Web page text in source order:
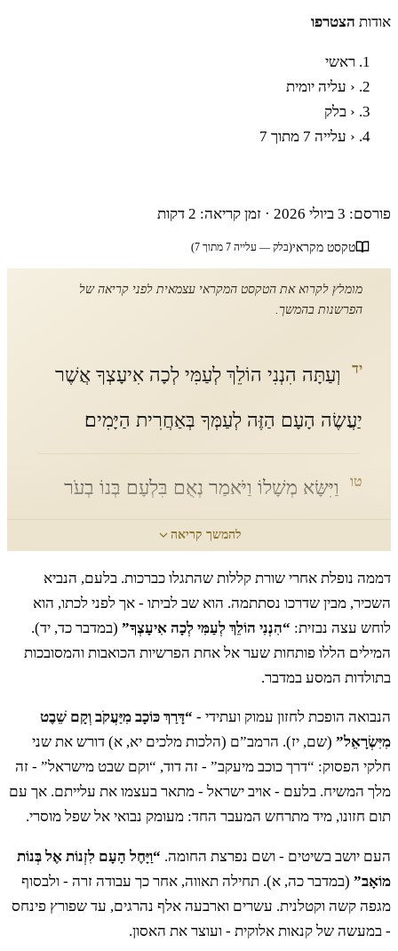
אודות הצטרפו
ראשי
‹ עליה יומית
‹ בלק
‹ עלייה 7 מתוך 7
פורסם: 3 ביולי 2026 · זמן קריאה: 2 דקות
טקסט מקראי(בלק — עלייה 7 מתוך 7)
מומלץ לקרוא את הטקסט המקראי עצמאית לפני קריאה של
הפרשנות בהמשך.
יד וְעַתָּה הִנְנִי הוֹלֵךְ לְעַמִּי לְכָה אִיעָצְךָ אֲשֶׁר
יַעֲשֶׂה הָעָם הַזֶּה לְעַמְּךָ בְּאַחֲרִית הַיָּמִים׃
טו וַיִּשָּׂא מְשָׁלוֹ וַיֹּאמַר נְאֻם בִּלְעָם בְּנוֹ בְעֹר
וּנְאֻם הַגֶּבֶר שְׁתֻם הָעָיִן׃
נְאֻם שֹׁמֵעַ אִמְרֵי אֵל וְיֹדֵעַ דַּעַת עֶלְיוֹן מַחֲזֵה
שַׁדַּי יֶחֱזֶה נֹפֵל וּגְלוּי עֵינָיִם׃
אֶרְאֶנּוּ וְלֹא עַתָּה אֲשׁוּרֶנּוּ וְלֹא קָרוֹב דָּרַךְ
כּוֹכָב מִיַּעֲקֹב וְקָם שֵׁבֶט מִיִּשְׂרָאֵל וּמָחַץ פַּאֲתֵי
מוֹאָב וְקַרְקַר כָּל בְּנֵי שֵׁת׃
יח וְהָיָה אֱדוֹם יְרֵשָׁה וְהָיָה יְרֵשָׁה שֵׂעִיר אֹיְבָיו
וְיִשְׂרָאֵל עֹשֶׂה חָיִל׃
להמשך קריאה
דממה נופלת אחרי שורת קללות שהתגלו כברכות. בלעם, הנביא
השכיר, מבין שדרכו נסתתמה. הוא שב לביתו - אך לפני לכתו, הוא
לוחש עצה נבזית: “הִנְנִי הוֹלֵךְ לְעַמִּי לְכָה אִיעָצְךָ” (במדבר כד, יד).
המילים הללו פותחות שער אל אחת הפרשיות הכואבות והמסובכות
בתולדות המסע במדבר.
הנבואה הופכת לחזון עמוק ועתידי - “דָּרַךְ כּוֹכָב מִיַּעֲקֹב וְקָם שֵׁבֶט
מִיִּשְׂרָאֵל” (שם, יז). הרמב”ם (הלכות מלכים יא, א) דורש את שני
חלקי הפסוק: “דרך כוכב מיעקב” - זה דוד, “וקם שבט מישראל” - זה
מלך המשיח. בלעם - אויב ישראל - מתאר בעצמו את עלייתם. אך עם
תום חזונו, מיד מתרחש המעבר החד: מעומק נבואי אל שפל מוסרי.
העם יושב בשיטים - ושם נפרצת החומה. “וַיָּחֶל הָעָם לִזְנוֹת אֶל בְּנוֹת
מוֹאָב” (במדבר כה, א). תחילה תאווה, אחר כך עבודה זרה - ולבסוף
מגפה קשה וקטלנית. עשרים וארבעה אלף נהרגים, עד שפורץ פינחס
- במעשה של קנאות אלוקית - ועוצר את האסון.